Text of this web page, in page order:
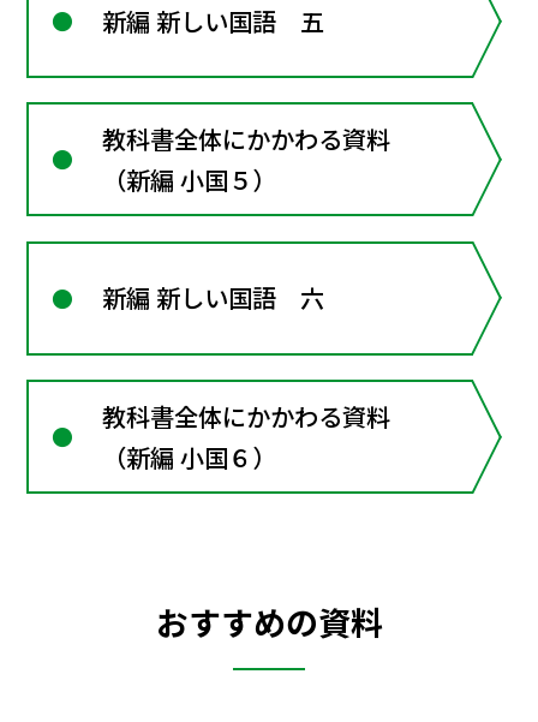
新編 新しい国語 五
教科書全体にかかわる資料
（新編 小国５）
新編 新しい国語 六
教科書全体にかかわる資料
（新編 小国６）
おすすめの資料